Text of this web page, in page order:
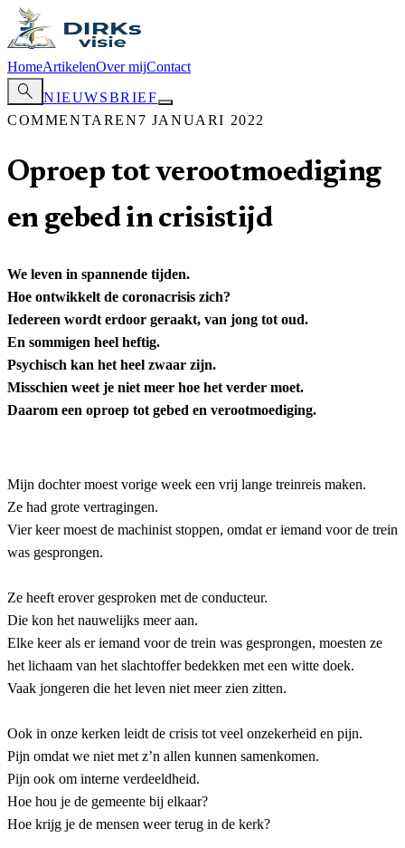
HomeArtikelenOver mijContact
search
NIEUWSBRIEF
COMMENTAREN 7 JANUARI 2022
Oproep tot verootmoediging
en gebed in crisistijd
We leven in spannende tijden.
Hoe ontwikkelt de coronacrisis zich?
Iedereen wordt erdoor geraakt, van jong tot oud.
En sommigen heel heftig.
Psychisch kan het heel zwaar zijn.
Misschien weet je niet meer hoe het verder moet.
Daarom een oproep tot gebed en verootmoediging.
Mijn dochter moest vorige week een vrij lange treinreis maken.
Ze had grote vertragingen.
Vier keer moest de machinist stoppen, omdat er iemand voor de trein
was gesprongen.
Ze heeft erover gesproken met de conducteur.
Die kon het nauwelijks meer aan.
Elke keer als er iemand voor de trein was gesprongen, moesten ze
het lichaam van het slachtoffer bedekken met een witte doek.
Vaak jongeren die het leven niet meer zien zitten.
Ook in onze kerken leidt de crisis tot veel onzekerheid en pijn.
Pijn omdat we niet met z’n allen kunnen samenkomen.
Pijn ook om interne verdeeldheid.
Hoe hou je de gemeente bij elkaar?
Hoe krijg je de mensen weer terug in de kerk?